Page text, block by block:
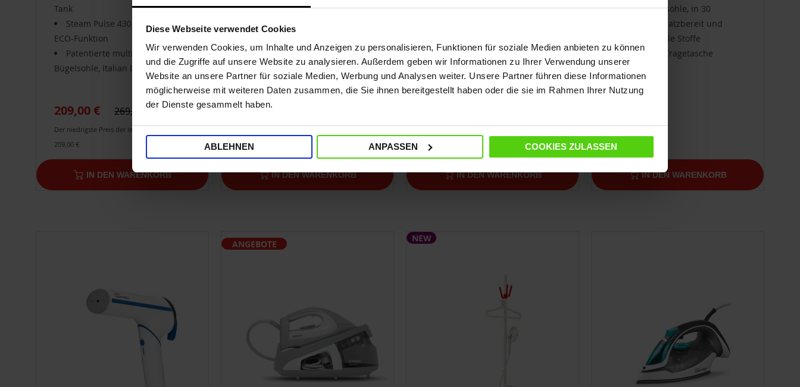
Diese Webseite verwendet Cookies
Wir verwenden Cookies, um Inhalte und Anzeigen zu personalisieren, Funktionen für soziale Medien anbieten zu können
und die Zugriffe auf unsere Website zu analysieren. Außerdem geben wir Informationen zu Ihrer Verwendung unserer
Website an unsere Partner für soziale Medien, Werbung und Analysen weiter. Unsere Partner führen diese Informationen
möglicherweise mit weiteren Daten zusammen, die Sie ihnen bereitgestellt haben oder die sie im Rahmen Ihrer Nutzung
der Dienste gesammelt haben.
ABLEHNEN ANPASSEN COOKIES ZULASSEN
Tank
Steam Pulse 430g, Turbo- und
ECO-Funktion
Patentierte multidirektionale
Bügelsohle, Italian Design
209,00 € 269,00 €
Der niedrigste Preis der letzten 30 Tage:
209,00 €
IN DEN WARENKORB
Tank
Steam Pulse 400 g, Turbo-
Patentierte multidirektionale
Bügelsohle, Italian Design
249,00 €
IN DEN WARENKORB
Tank
Patentierte multidirektionale
Platte, Italian Design
249,00 €
IN DEN WARENKORB
Aluminiumsohle, in 30
Sekunden einsatzbereit und
geeignet für alle Stoffe
Praktische Tragetasche
49,00 €
IN DEN WARENKORB
ANGEBOTE
NEW